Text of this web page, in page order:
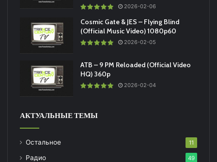
2026-02-06
Cosmic Gate & JES – Flying Blind
(Official Music Video) 1080p60
2026-02-05
ATB – 9 PM Reloaded (Official Video
HQ) 360p
2026-02-04
АКТУАЛЬНЫЕ ТЕМЫ
Остальное 11
Радио 49